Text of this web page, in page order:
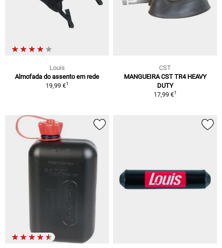
Louis
Almofada do assento em rede
19,99 €1
CST
MANGUEIRA CST TR4 HEAVY
DUTY
17,99 €1